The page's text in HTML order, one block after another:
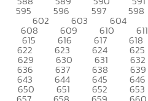
595 596 597 598
602 603 604
608 609 610 611
615 616 617 618
622 623 624 625
629 630 631 632
636 637 638 639
643 644 645 646
650 651 652 653